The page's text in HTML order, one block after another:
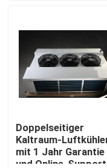
Über uns
Werksbesichtigung
Qualitätskontrolle
Doppelseitiger
Kaltraum-
mit 1 Jahr Garantie
und Online-Support